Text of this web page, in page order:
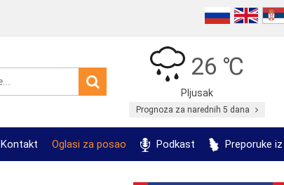
26 ℃
Pljusak
Prognoza za narednih 5 dana
Kontakt Oglasi za posao Podkast Preporuke